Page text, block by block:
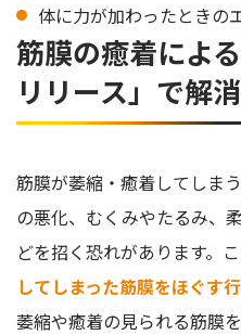
体に力が加わったときの
筋膜の癒着によ
リリース」で解
筋膜が萎縮・癒着してしま
の悪化、むくみやたるみ、
どを招く恐れがあります。
してしまった筋膜をほぐす
萎縮や癒着の見られる筋膜